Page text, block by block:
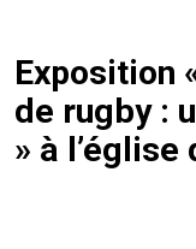
Exposition
de rugby :
» à